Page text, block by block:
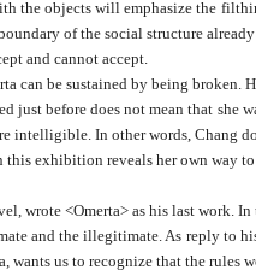
the objects will emphasize the
of the social structure
and cannot accept.
can be sustained by being broken.
just before does not mean that
intelligible. In other words, Chang
exhibition reveals her own way
wrote <Omerta> as his last work.
and the illegitimate. As reply to
us to recognize that the rules